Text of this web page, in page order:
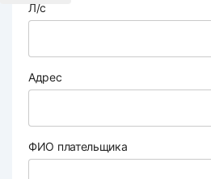
Л/с
Адрес
ФИО плательщика